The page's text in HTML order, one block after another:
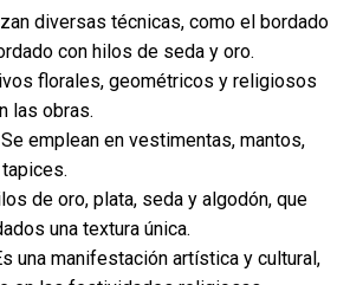
diversas técnicas, como el bordado
con hilos de seda y oro.
florales, geométricos y religiosos
las obras.
emplean en vestimentas, mantos,
de oro, plata, seda y algodón, que
una textura única.
una manifestación artística y cultural,